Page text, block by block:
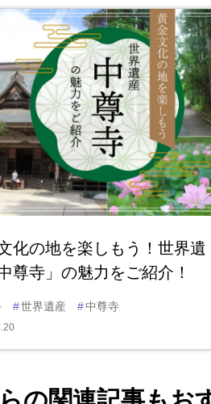
化の地を楽しもう！世界遺
尊寺」の魅力をご紹介！
#世界遺産 #中尊寺